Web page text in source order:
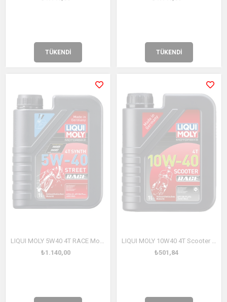
TÜKENDI TÜKENDI
LIQUI MOLY 5W40 4T RACE Motosiklet Tam Sentetik Motor Yağı 1 Litre (2592)
₺1.140,00
LIQUI MOLY 10W40 4T Scooter Race Motosiklet Motor Yağı (20826)
₺501,84